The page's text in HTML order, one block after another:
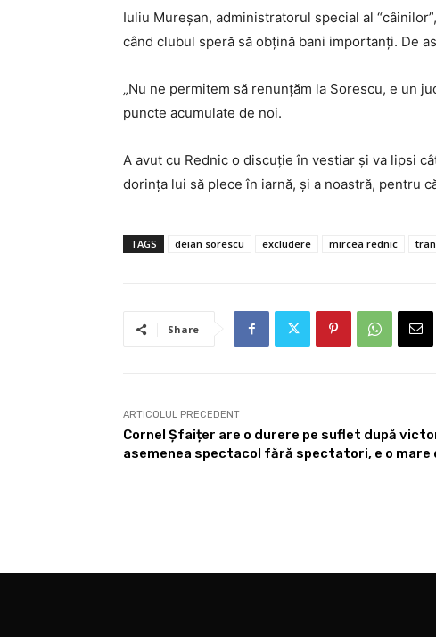
Iuliu Mureșan, administratorul special al
când clubul speră să obțină bani importanți. De
„Nu ne permitem să renunțăm la Sorescu, e un
puncte acumulate de noi.
A avut cu Rednic o discuție în vestiar și va lipsi
dorința lui să plece în iarnă, și a noastră, pentru
TAGS deian sorescu excludere mircea rednic
Share
ARTICOLUL PRECEDENT
Cornel Șfaițer are o durere pe suflet după
asemenea spectacol fără spectatori, e o mare